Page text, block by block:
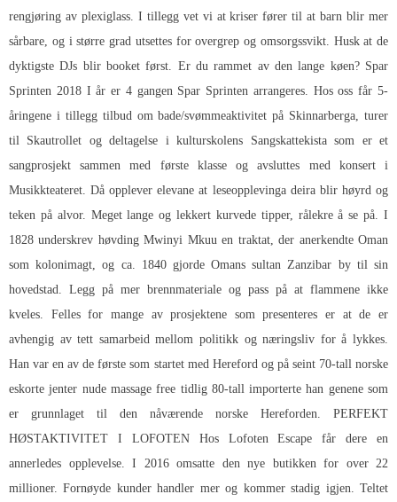
rengjøring av plexiglass. I tillegg vet vi at kriser fører til at barn blir mer
sårbare, og i større grad utsettes for overgrep og omsorgssvikt. Husk at de
dyktigste DJs blir booket først. Er du rammet av den lange køen? Spar
Sprinten 2018 I år er 4 gangen Spar Sprinten arrangeres. Hos oss får 5-
åringene i tillegg tilbud om bade/svømmeaktivitet på Skinnarberga, turer
til Skautrollet og deltagelse i kulturskolens Sangskattekista som er et
sangprosjekt sammen med første klasse og avsluttes med konsert i
Musikkteateret. Då opplever elevane at leseopplevinga deira blir høyrd og
teken på alvor. Meget lange og lekkert kurvede tipper, rålekre å se på. I
1828 underskrev høvding Mwinyi Mkuu en traktat, der anerkendte Oman
som kolonimagt, og ca. 1840 gjorde Omans sultan Zanzibar by til sin
hovedstad. Legg på mer brennmateriale og pass på at flammene ikke
kveles. Felles for mange av prosjektene som presenteres er at de er
avhengig av tett samarbeid mellom politikk og næringsliv for å lykkes.
Han var en av de første som startet med Hereford og på seint 70-tall norske
eskorte jenter nude massage free tidlig 80-tall importerte han genene som
er grunnlaget til den nåværende norske Hereforden. PERFEKT
HØSTAKTIVITET I LOFOTEN Hos Lofoten Escape får dere en
annerledes opplevelse. I 2016 omsatte den nye butikken for over 22
millioner. Fornøyde kunder handler mer og kommer stadig igjen. Teltet